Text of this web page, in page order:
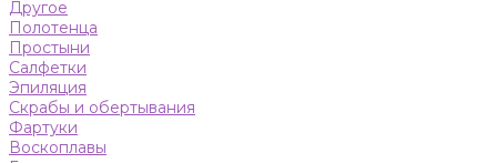
Другое
Полотенца
Простыни
Салфетки
Эпиляция
Скрабы и обертывания
Фартуки
Воскоплавы